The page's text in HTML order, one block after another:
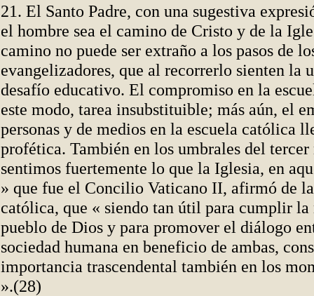
21. El Santo Padre, con una sugestiva
el hombre sea el camino de Cristo y de la
camino no puede ser extraño a los pasos de
evangelizadores, que al recorrerlo sienten la
desafío educativo. El compromiso en la
este modo, tarea insubstituible; más aún, el
personas y de medios en la escuela católica
profética. También en los umbrales del
sentimos fuertemente lo que la Iglesia, en
» que fue el Concilio Vaticano II, afirmó de
católica, que « siendo tan útil para cumplir
pueblo de Dios y para promover el diálogo
sociedad humana en beneficio de ambas,
importancia trascendental también en los
».(28)